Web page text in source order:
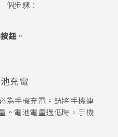
個步驟：
鈕 。
充電
為手機充電。請將手機連
。電池電量過低時，手機